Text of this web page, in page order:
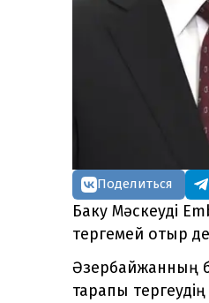
Поделиться
Баку Мәскеуді
тергемей отыр
Әзербайжанның
тарапы